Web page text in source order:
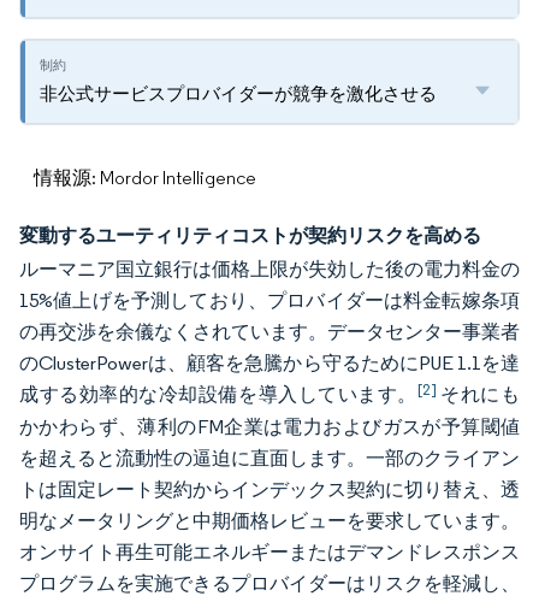
非公式サービスプロバイダーが競争を激化させる
情報源: Mordor Intelligence
変動するユーティリティコストが契約リスクを高める
ルーマニア国立銀行は価格上限が失効した後の電力料金の
15%値上げを予測しており、プロバイダーは料金転嫁条項
の再交渉を余儀なくされています。データセンター事業者
のClusterPowerは、顧客を急騰から守るためにPUE 1.1を達
成する効率的な冷却設備を導入しています。 [2] それにも
かかわらず、薄利のFM企業は電力およびガスが予算閾値
を超えると流動性の逼迫に直面します。一部のクライアン
トは固定レート契約からインデックス契約に切り替え、透
明なメータリングと中期価格レビューを要求しています。
オンサイト再生可能エネルギーまたはデマンドレスポンス
プログラムを実施できるプロバイダーはリスクを軽減し、